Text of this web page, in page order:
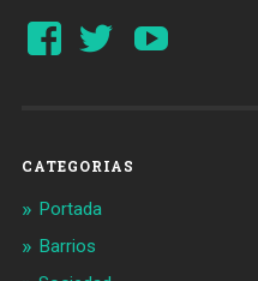
Ver
perfil
Ver
perfil
CATEGORIAS
Portada
Barrios